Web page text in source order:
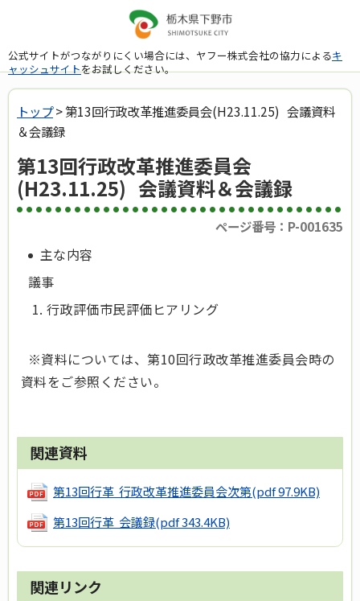
公式サイトがつながりにくい場合には、ヤフー株式会社の協力によるキ
ャッシュサイトをお試しください。
トップ> 第13回行政改革推進委員会(H23.11.25) 会議資料
＆会議録
第13回行政改革推進委員会
(H23.11.25) 会議資料＆会議録
ページ番号：P-001635
主な内容
議事
行政評価市民評価ヒアリング
※資料については、第10回行政改革推進委員会時の
資料をご参照ください。
関連資料
第13回行革 行政改革推進委員会次第(pdf 97.9KB)
第13回行革 会議録(pdf 343.4KB)
関連リンク